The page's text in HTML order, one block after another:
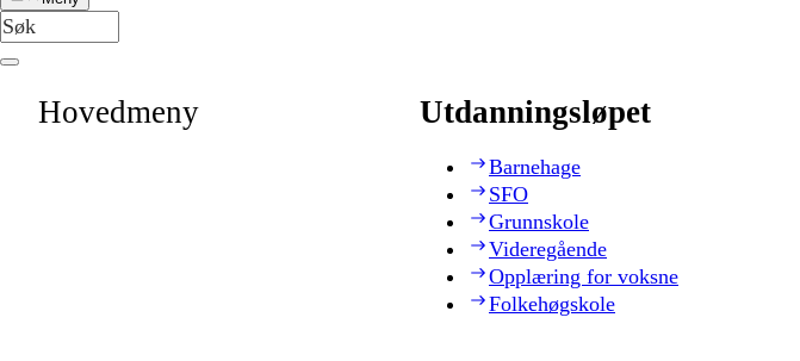
Hovedmeny Utdanningsløpet
Barnehage
SFO
Grunnskole
Videregående
Opplæring for voksne
Folkehøgskole